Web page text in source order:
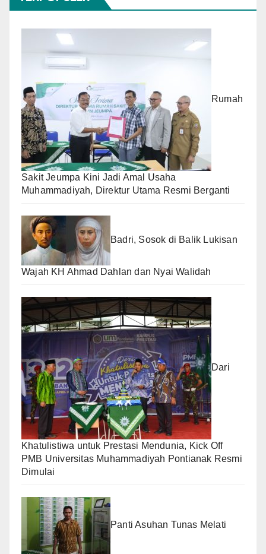
Rumah
Sakit Jeumpa Kini Jadi Amal Usaha
Muhammadiyah, Direktur Utama Resmi Berganti
Badri, Sosok di Balik Lukisan
Wajah KH Ahmad Dahlan dan Nyai Walidah
Dari
Khatulistiwa untuk Prestasi Mendunia, Kick Off
PMB Universitas Muhammadiyah Pontianak Resmi
Dimulai
Panti Asuhan Tunas Melati